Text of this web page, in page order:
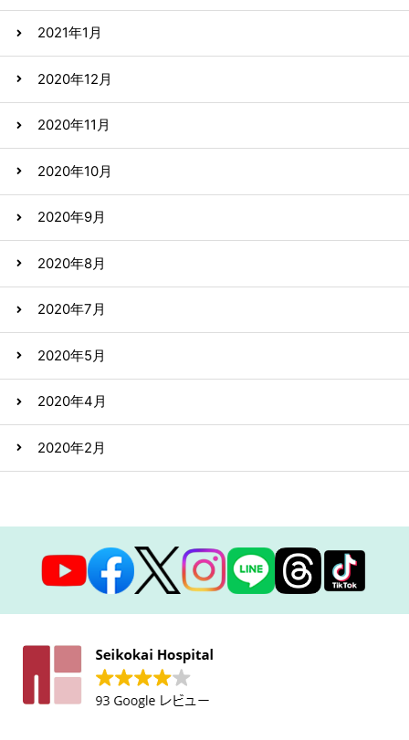
2021年1月
2020年12月
2020年11月
2020年10月
2020年9月
2020年8月
2020年7月
2020年5月
2020年4月
2020年2月